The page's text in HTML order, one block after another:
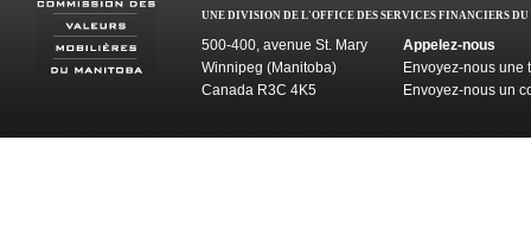
UNE DIVISION DE L'OFFICE DES SERVICES FINANCIERS
500-400, avenue St. Mary
Winnipeg (Manitoba)
Canada R3C 4K5
Appelez-nous
Envoyez-nous une
Envoyez-nous un